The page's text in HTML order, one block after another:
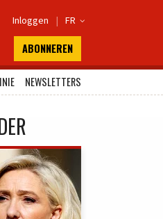
Inloggen | FR 
ABONNEREN
NEWSLETTERS